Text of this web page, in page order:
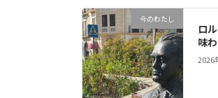
今のわたし
ロ
味
2026